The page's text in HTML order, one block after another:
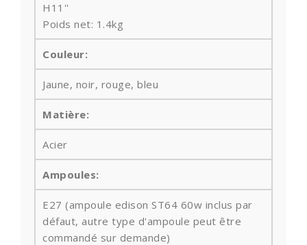
H11''
Poids net: 1.4kg
Couleur:
Jaune, noir, rouge, bleu
Matière:
Acier
Ampoules:
E27 (ampoule edison ST64 60w inclus par
défaut, autre type d'ampoule peut être
commandé sur demande)